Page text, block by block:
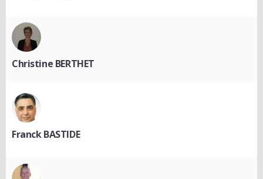
Christine BERTHET
Franck BASTIDE